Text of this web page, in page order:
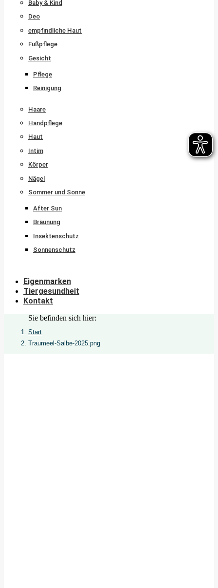
Baby & Kind
Deo
empfindliche Haut
Fußpflege
Gesicht
Pflege
Reinigung
Haare
Handpflege
Haut
Intim
Körper
Nägel
Sommer und Sonne
After Sun
Bräunung
Insektenschutz
Sonnenschutz
Eigenmarken
Tiergesundheit
Kontakt
Sie befinden sich hier:
Start
Traumeel-Salbe-2025.png